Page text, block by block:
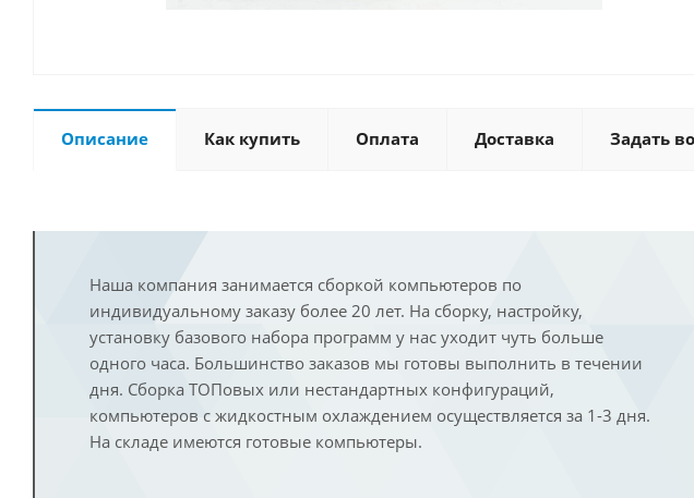
Описание Как купить Оплата Доставка Задать
Наша компания занимается сборкой компьютеров по
индивидуальному заказу более 20 лет. На сборку, настройку,
установку базового набора программ у нас уходит чуть больше
одного часа. Большинство заказов мы готовы выполнить в течении
дня. Сборка ТОПовых или нестандартных конфигураций,
компьютеров с жидкостным охлаждением осуществляется за 1-3 дня.
На складе имеются готовые компьютеры.